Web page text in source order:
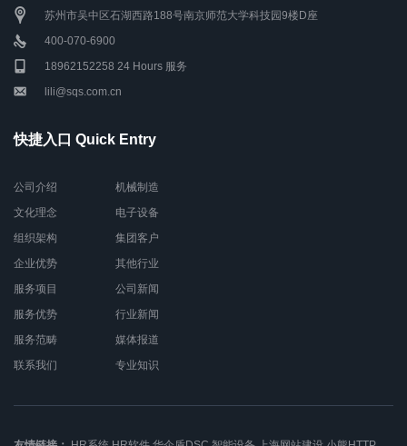
苏州市吴中区石湖西路188号南京师范大学科技园9楼D座
400-070-6900
18962152258 24 Hours 服务
lili@sqs.com.cn
快捷入口 Quick Entry
公司介绍
文化理念
组织架构
企业优势
服务项目
服务优势
服务范畴
联系我们
机械制造
电子设备
集团客户
其他行业
公司新闻
行业新闻
媒体报道
专业知识